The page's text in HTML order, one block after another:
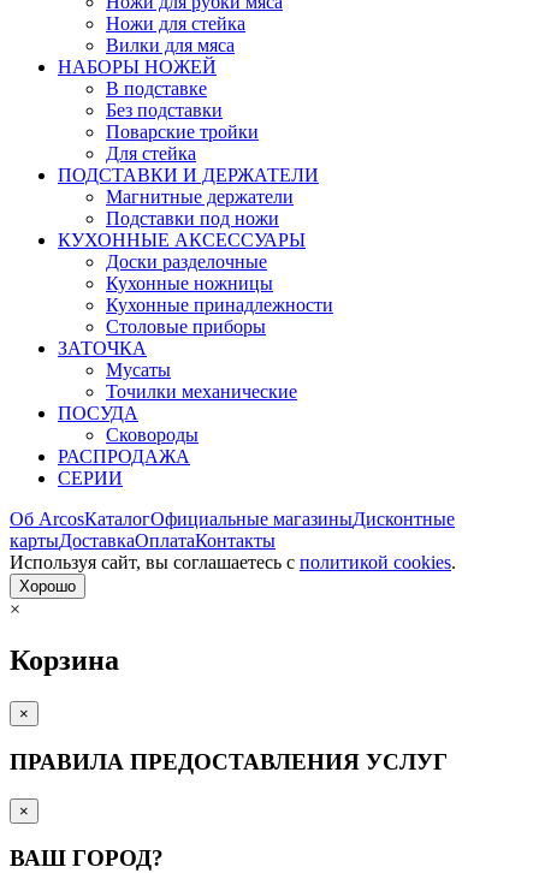
Ножи для стейка
Вилки для мяса
НАБОРЫ НОЖЕЙ
В подставке
Без подставки
Поварские тройки
Для стейка
ПОДСТАВКИ И ДЕРЖАТЕЛИ
Магнитные держатели
Подставки под ножи
КУХОННЫЕ АКСЕССУАРЫ
Доски разделочные
Кухонные ножницы
Кухонные принадлежности
Столовые приборы
ЗАТОЧКА
Мусаты
Точилки механические
ПОСУДА
Сковороды
РАСПРОДАЖА
СЕРИИ
Об ArcosКаталогОфициальные магазиныДисконтные
картыДоставкаОплатаКонтакты
Используя сайт, вы согла­шаетесь с политикой cookies.
Хорошо
×
Корзина
×
ПРАВИЛА ПРЕДОСТАВЛЕНИЯ УСЛУГ
×
ВАШ ГОРОД?